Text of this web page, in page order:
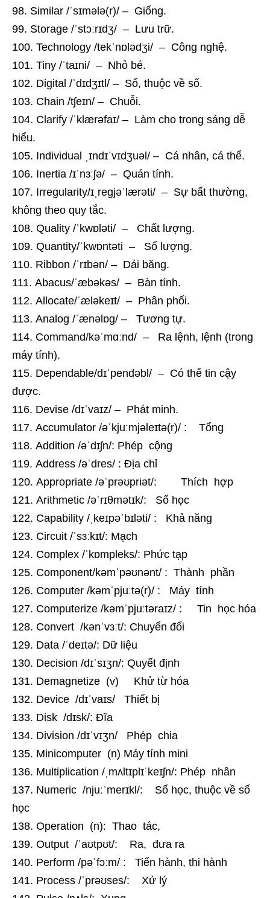
Similar /ˈsɪmələ(r)/ – Giống.
Storage /ˈstɔːrɪdʒ/ – Lưu trữ.
Technology /tekˈnɒlədʒi/ – Công nghệ.
Tiny /ˈtaɪni/ – Nhỏ bé.
Digital /ˈdɪdʒɪtl/ – Số, thuộc về số.
Chain /tʃeɪn/ – Chuỗi.
Clarify /ˈklærəfaɪ/ – Làm cho trong sáng dễ
hiểu.
Individual ˌɪndɪˈvɪdʒuəl/ – Cá nhân, cá thể.
Inertia /ɪˈnɜːʃə/ – Quán tính.
Irregularity/ɪˌreɡjəˈlærəti/ – Sự bất thường,
không theo quy tắc.
Quality /ˈkwɒləti/ – Chất lượng.
Quantity/ˈkwɒntəti – Số lượng.
Ribbon /ˈrɪbən/ – Dải băng.
Abacus/ˈæbəkəs/ – Bàn tính.
Allocate/ˈæləkeɪt/ – Phân phối.
Analog /ˈænəlɒɡ/ – Tương tự.
Command/kəˈmɑːnd/ – Ra lệnh, lệnh (trong
máy tính).
Dependable/dɪˈpendəbl/ – Có thể tin cậy
được.
Devise /dɪˈvaɪz/ – Phát minh.
Accumulator /əˈkjuːmjəleɪtə(r)/ : Tổng
Addition /əˈdɪʃn/: Phép cộng
Address /əˈdres/ : Địa chỉ
Appropriate /əˈprəʊpriət/: Thích hợp
Arithmetic /əˈrɪθmətɪk/: Số học
Capability /ˌkeɪpəˈbɪləti/ : Khả năng
Circuit /ˈsɜːkɪt/: Mạch
Complex /ˈkɒmpleks/: Phức tạp
Component/kəmˈpəʊnənt/ : Thành phần
Computer /kəmˈpjuːtə(r)/ : Máy tính
Computerize /kəmˈpjuːtəraɪz/ : Tin học hóa
Convert /kənˈvɜːt/: Chuyển đổi
Data /ˈdeɪtə/: Dữ liệu
Decision /dɪˈsɪʒn/: Quyết định
Demagnetize (v) Khử từ hóa
Device /dɪˈvaɪs/ Thiết bị
Disk /dɪsk/: Đĩa
Division /dɪˈvɪʒn/ Phép chia
Minicomputer (n) Máy tính mini
Multiplication /ˌmʌltɪplɪˈkeɪʃn/: Phép nhân
Numeric /njuːˈmerɪkl/: Số học, thuộc về số
học
Operation (n): Thao tác,
Output /ˈaʊtpʊt/: Ra, đưa ra
Perform /pəˈfɔːm/ : Tiến hành, thi hành
Process /ˈprəʊses/: Xử lý